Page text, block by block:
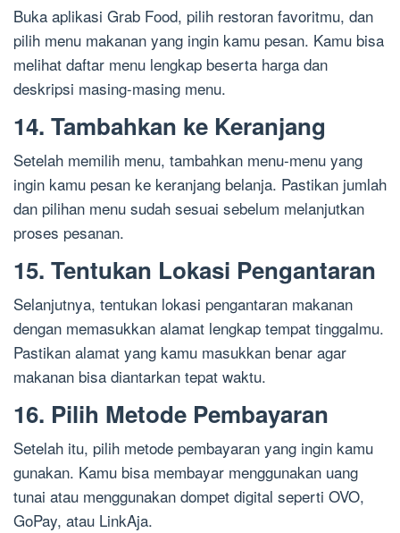
Buka aplikasi Grab Food, pilih restoran favoritmu, dan
pilih menu makanan yang ingin kamu pesan. Kamu bisa
melihat daftar menu lengkap beserta harga dan
deskripsi masing-masing menu.
14. Tambahkan ke Keranjang
Setelah memilih menu, tambahkan menu-menu yang
ingin kamu pesan ke keranjang belanja. Pastikan jumlah
dan pilihan menu sudah sesuai sebelum melanjutkan
proses pesanan.
15. Tentukan Lokasi Pengantaran
Selanjutnya, tentukan lokasi pengantaran makanan
dengan memasukkan alamat lengkap tempat tinggalmu.
Pastikan alamat yang kamu masukkan benar agar
makanan bisa diantarkan tepat waktu.
16. Pilih Metode Pembayaran
Setelah itu, pilih metode pembayaran yang ingin kamu
gunakan. Kamu bisa membayar menggunakan uang
tunai atau menggunakan dompet digital seperti OVO,
GoPay, atau LinkAja.